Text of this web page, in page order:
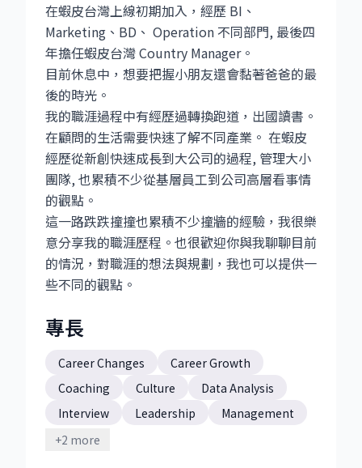
在蝦皮台灣上線初期加入，經歷 BI、
Marketing、BD、 Operation 不同部門, 最後四
年擔任蝦皮台灣 Country Manager。
目前休息中，想要把握小朋友還會黏著爸爸的最
後的時光。
我的職涯過程中有經歷過轉換跑道，出國讀書。
在顧問的生活需要快速了解不同產業。 在蝦皮
經歷從新創快速成長到大公司的過程, 管理大小
團隊, 也累積不少從基層員工到公司高層看事情
的觀點。
這一路跌跌撞撞也累積不少撞牆的經驗，我很樂
意分享我的職涯歷程。也很歡迎你與我聊聊目前
的情況，對職涯的想法與規劃，我也可以提供一
些不同的觀點。
專長
Career Changes
Career Growth
Coaching
Culture
Data Analysis
Interview
Leadership
Management
Strategy
+2 more